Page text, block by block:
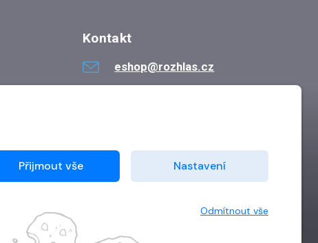
Kontakt
eshop@rozhlas.cz
Přijmout vše Nastavení
Odmítnout vše